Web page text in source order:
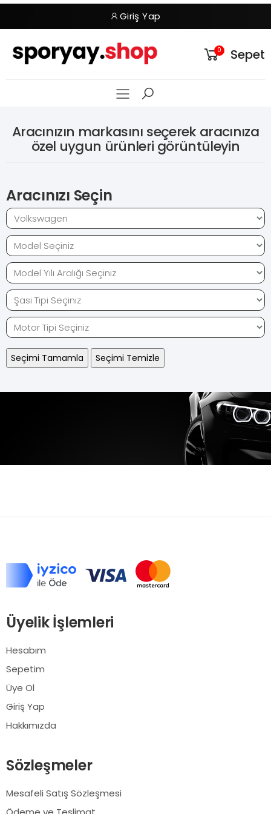
Giriş Yap
0 Sepet
Toggle Mobil
Aracınızın markasını seçerek aracınıza
özel uygun ürünleri görüntüleyin
Aracınızı Seçin
Üyelik İşlemleri
Hesabım
Sepetim
Üye Ol
Giriş Yap
Hakkımızda
Sözleşmeler
Mesafeli Satış Sözleşmesi